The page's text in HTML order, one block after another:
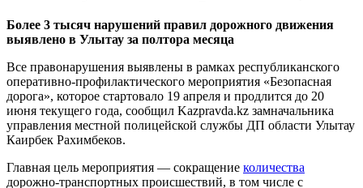
Более 3 тысяч нарушений правил дорожного движения
выявлено в Улытау за полтора месяца
Все правонарушения выявлены в рамках республиканского
оперативно-профилактического мероприятия «Безопасная
дорога», которое стартовало 19 апреля и продлится до 20
июня текущего года, сообщил Kazpravda.kz замначальника
управления местной полицейской службы ДП области Улытау
Каирбек Рахимбеков.
Главная цель мероприятия — сокращение количества
дорожно-транспортных происшествий, в том числе с